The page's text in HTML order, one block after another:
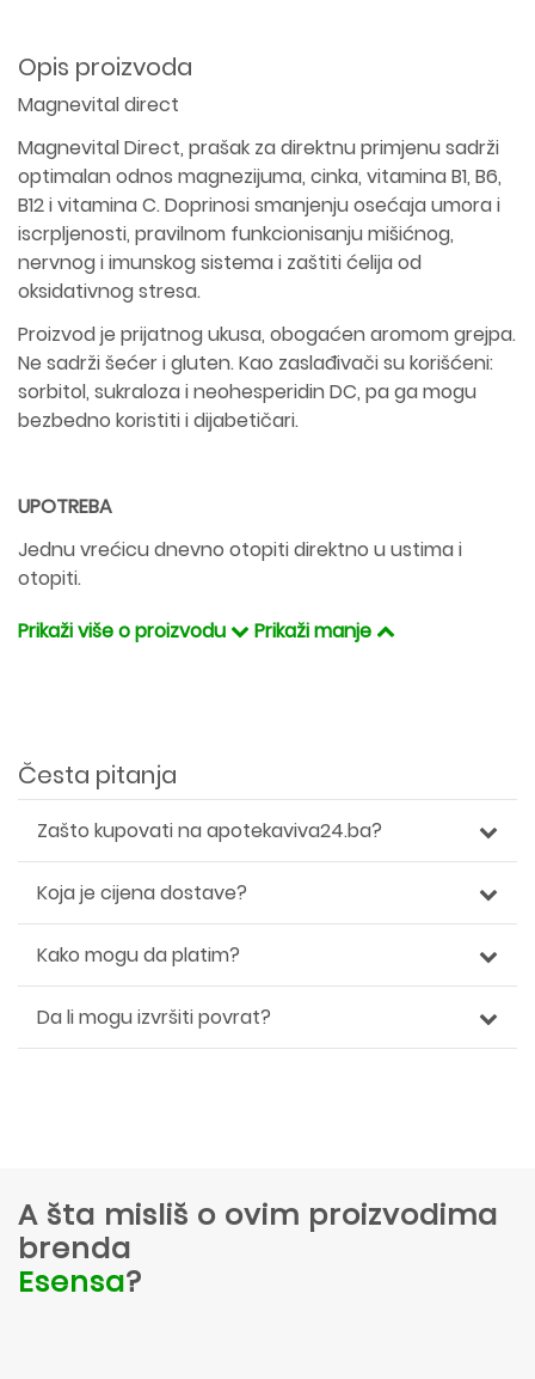
Opis proizvoda
Magnevital direct
Magnevital Direct, prašak za direktnu primjenu sadrži
optimalan odnos magnezijuma, cinka, vitamina B1, B6,
B12 i vitamina C. Doprinosi smanjenju osećaja umora i
iscrpljenosti, pravilnom funkcionisanju mišićnog,
nervnog i imunskog sistema i zaštiti ćelija od
oksidativnog stresa.
Proizvod je prijatnog ukusa, obogaćen aromom grejpa.
Ne sadrži šećer i gluten. Kao zaslađivači su korišćeni:
sorbitol, sukraloza i neohesperidin DC, pa ga mogu
bezbedno koristiti i dijabetičari.
UPOTREBA
Jednu vrećicu dnevno otopiti direktno u ustima i
otopiti.
Prikaži više o proizvodu
Prikaži manje
Česta pitanja
Zašto kupovati na apotekaviva24.ba?
Koja je cijena dostave?
Kako mogu da platim?
Da li mogu izvršiti povrat?
A šta misliš o ovim proizvodima
brenda
Esensa?